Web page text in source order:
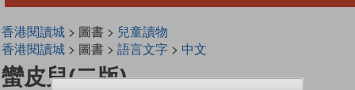
香港閱讀城> 圖書 > 兒童讀物
香港閱讀城> 圖書 > 語言文字> 中文
蠻皮兒(二版)